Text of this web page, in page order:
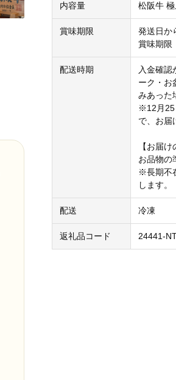
内容量 松阪牛
賞味期限
発送日か
賞味期限
配送時期
入金確
ーク・お
みあった
※12月25
で、お届
【お届
お品物の
※長期不
します。
配送 冷凍
返礼品コード 24441-